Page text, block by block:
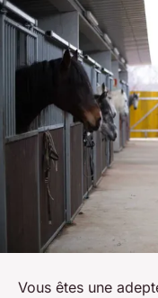
Vous êtes une